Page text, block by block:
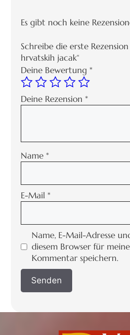
Es gibt noch keine
Schreibe die erste
hrvatskih jacak“
Deine Bewertung*
Deine Rezension*
Name*
E-Mail*
Name, E-Mail-Adresse
diesem Browser für
Kommentar speichern.